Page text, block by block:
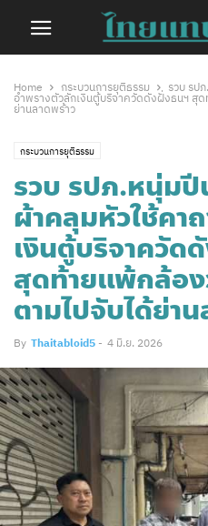
Home กระบวนการยุติธรรม
รวบ รป
อำพรางตัวลักเงินตู้บริจาควัดดังฝั่งธนฯ สุ
ย่านลาดพร้าว
กระบวนการยุติธรรม
รวบ รปภ.หนุ่มปี
ผ้าคลุมหัวใช้คา
เงินตู้บริจาควัด
สุดท้ายแพ้กล้อง
ตามไปจับได้ย่า
By Thaitabloid5 - 4 มิ.ย. 2026